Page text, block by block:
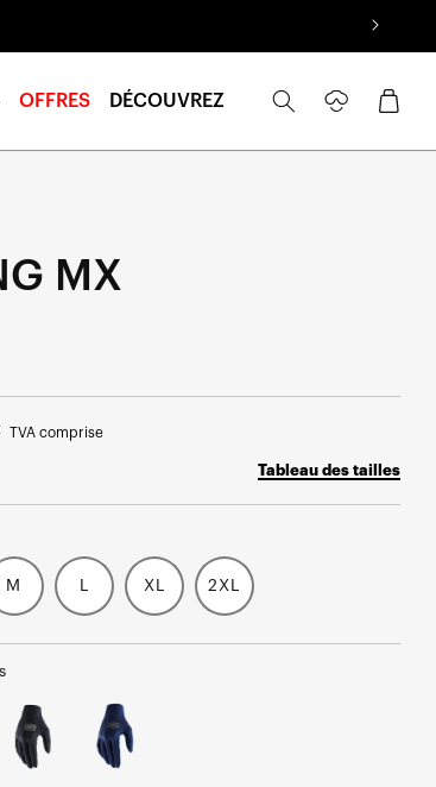
OFFRES DÉCOUVREZ
connecter
Panier
MX
TVA comprise
Tableau des tailles
M L XL 2XL